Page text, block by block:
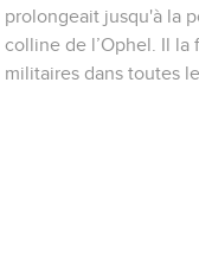
prolongeait jusqu'à la
colline de l’Ophel. Il la
militaires dans toutes